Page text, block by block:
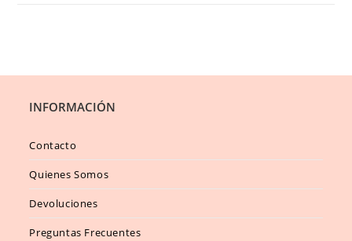
INFORMACIÓN
Contacto
Quienes Somos
Devoluciones
Preguntas Frecuentes